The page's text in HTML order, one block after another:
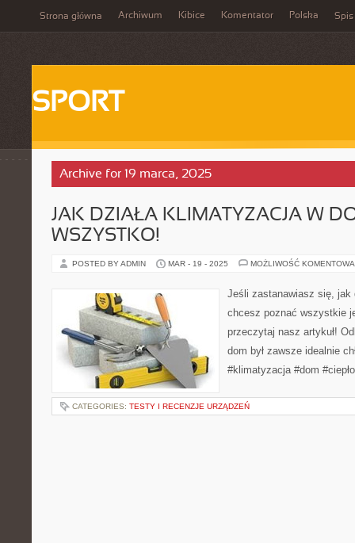
Strona główna Archiwum Kibice Komentator Polska Spis
SPORT
Archive for 19 marca, 2025
JAK DZIAŁA KLIMATYZACJA W
WSZYSTKO!
POSTED BY ADMIN MAR - 19 - 2025 MOŻLIWOŚĆ
Jeśli zastanawiasz się, jak
chcesz poznać wszystkie
przeczytaj nasz artykuł!
dom był zawsze idealnie
#klimatyzacja #dom
CATEGORIES: TESTY I RECENZJE URZĄDZEŃ